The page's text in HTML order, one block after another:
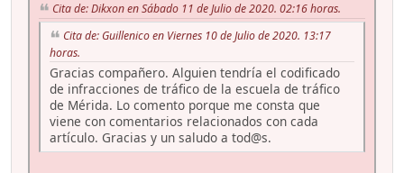
Cita de: Dikxon en Sábado 11 de Julio de 2020. 02:16 horas.
Cita de: Guillenico en Viernes 10 de Julio de 2020. 13:17
horas.
Gracias compañero. Alguien tendría el codificado
de infracciones de tráfico de la escuela de tráfico
de Mérida. Lo comento porque me consta que
viene con comentarios relacionados con cada
artículo. Gracias y un saludo a tod@s.